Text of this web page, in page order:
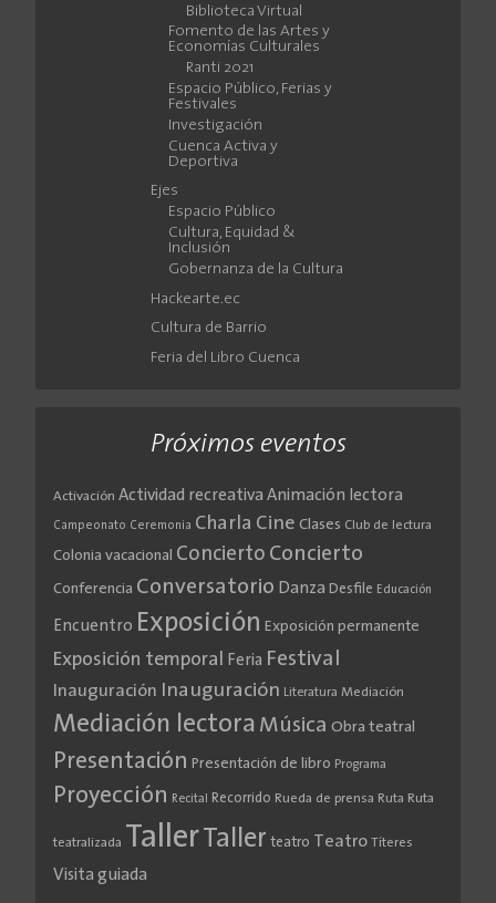
Biblioteca Virtual
Fomento de las Artes y
Economías Culturales
Ranti 2021
Espacio Público, Ferias y
Festivales
Investigación
Cuenca Activa y
Deportiva
Ejes
Espacio Público
Cultura, Equidad &
Inclusión
Gobernanza de la Cultura
Hackearte.ec
Cultura de Barrio
Feria del Libro Cuenca
Próximos eventos
Activación Actividad recreativa Animación lectora
Campeonato Ceremonia Charla Cine Clases Club de lectura
Colonia vacacional Concierto Concierto
Conferencia Conversatorio Danza Desfile Educación
Encuentro Exposición Exposición permanente
Exposición temporal Feria Festival
Inauguración Inauguración Literatura Mediación
Mediación lectora Música Obra teatral
Presentación Presentación de libro Programa
Proyección Recital Recorrido Rueda de prensa Ruta Ruta
teatralizada TallerTaller teatro Teatro Títeres
Visita guiada